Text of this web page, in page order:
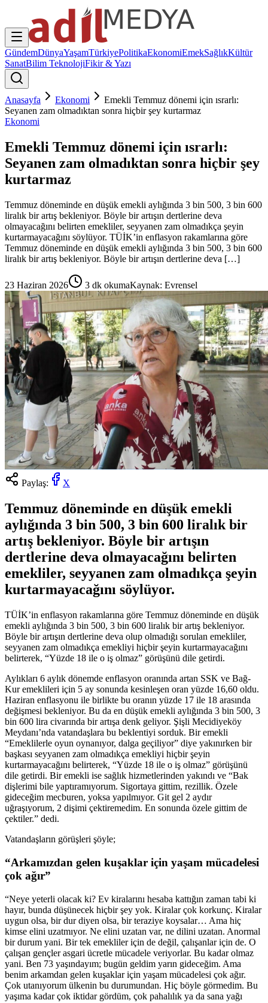
GündemDünyaYaşamTürkiyePolitikaEkonomiEmekSağlıkKültür
SanatBilim TeknolojiFikir & Yazı
Anasayfa Ekonomi
Emekli Temmuz dönemi için ısrarlı:
Seyanen zam olmadıktan sonra hiçbir şey kurtarmaz
Ekonomi
Emekli Temmuz dönemi için ısrarlı:
Seyanen zam olmadıktan sonra hiçbir şey
kurtarmaz
Temmuz döneminde en düşük emekli aylığında 3 bin 500, 3 bin 600
liralık bir artış bekleniyor. Böyle bir artışın dertlerine deva
olmayacağını belirten emekliler, seyyanen zam olmadıkça şeyin
kurtarmayacağını söylüyor. TÜİK’in enflasyon rakamlarına göre
Temmuz döneminde en düşük emekli aylığında 3 bin 500, 3 bin 600
liralık bir artış bekleniyor. Böyle bir artışın dertlerine deva […]
23 Haziran 2026 3 dk okumaKaynak: Evrensel
Paylaş: X
Temmuz döneminde en düşük emekli
aylığında 3 bin 500, 3 bin 600 liralık bir
artış bekleniyor. Böyle bir artışın
dertlerine deva olmayacağını belirten
emekliler, seyyanen zam olmadıkça şeyin
kurtarmayacağını söylüyor.
TÜİK’in enflasyon rakamlarına göre Temmuz döneminde en düşük
emekli aylığında 3 bin 500, 3 bin 600 liralık bir artış bekleniyor.
Böyle bir artışın dertlerine deva olup olmadığı sorulan emekliler,
seyyanen zam olmadıkça emekliyi hiçbir şeyin kurtarmayacağını
belirterek, “Yüzde 18 ile o iş olmaz” görüşünü dile getirdi.
Aylıkları 6 aylık dönemde enflasyon oranında artan SSK ve Bağ-
Kur emeklileri için 5 ay sonunda kesinleşen oran yüzde 16,60 oldu.
Haziran enflasyonu ile birlikte bu oranın yüzde 17 ile 18 arasında
değişmesi bekleniyor. Bu da en düşük emekli aylığında 3 bin 500, 3
bin 600 lira civarında bir artışa denk geliyor. Şişli Mecidiyeköy
Meydanı’nda vatandaşlara bu beklentiyi sorduk. Bir emekli
“Emeklilerle oyun oynanıyor, dalga geçiliyor” diye yakınırken bir
başkası seyyanen zam olmadıkça emekliyi hiçbir şeyin
kurtarmayacağını belirterek, “Yüzde 18 ile o iş olmaz” görüşünü
dile getirdi. Bir emekli ise sağlık hizmetlerinden yakındı ve “Bak
dişlerimi bile yaptıramıyorum. Sigortaya gittim, rezillik. Özele
gideceğim mecburen, yoksa yapılmıyor. Git gel 2 aydır
uğraşıyorum, 2 dişimi çektiremedim. En sonunda özele gittim de
çektiler.” dedi.
Vatandaşların görüşleri şöyle;
“Arkamızdan gelen kuşaklar için yaşam mücadelesi
çok ağır”
“Neye yeterli olacak ki? Ev kiralarını hesaba kattığın zaman tabi ki
hayır, bunda düşünecek hiçbir şey yok. Kiralar çok korkunç. Kiralar
uygun olsa, bir dur diyen olsa, bir teraziye koysalar… Ama hiç
kimse elini uzatmıyor. Ne elini uzatan var, ne dilini uzatan. Anormal
bir durum yani. Bir tek emekliler için de değil, çalışanlar için de. O
çalışan gençler asgari ücretle mücadele veriyorlar. Bu kadar olmaz
yani. Ben 73 yaşındayım; bugün geldim yarın gideceğim. Ama
benim arkamdan gelen kuşaklar için yaşam mücadelesi çok ağır.
Çok utanıyorum ülkenin bu durumundan. Hiç böyle görmedim. Bu
yaşıma kadar çok iktidar gördüm, çok pahalılık ya da sana yağı